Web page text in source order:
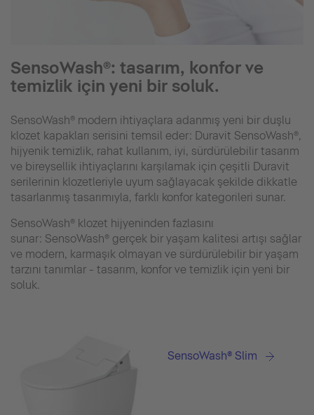
SensoWash®: tasarım, konfor ve
temizlik için yeni bir soluk.
SensoWash® modern ihtiyaçlara adanmış yeni bir duşlu
klozet kapakları serisini temsil eder: Duravit SensoWash®,
hijyenik temizlik, rahat kullanım, iyi, sürdürülebilir tasarım
ve bireysellik ihtiyaçlarını karşılamak için çeşitli Duravit
serilerinin klozetleriyle uyum sağlayacak şekilde dikkatle
tasarlanmış tasarımıyla, farklı konfor kategorileri sunar.
SensoWash® klozet hijyeninden fazlasını
sunar: SensoWash® gerçek bir yaşam kalitesi artışı sağlar
ve modern, karmaşık olmayan ve sürdürülebilir bir yaşam
tarzını tanımlar - tasarım, konfor ve temizlik için yeni bir
soluk.
SensoWash® Slim